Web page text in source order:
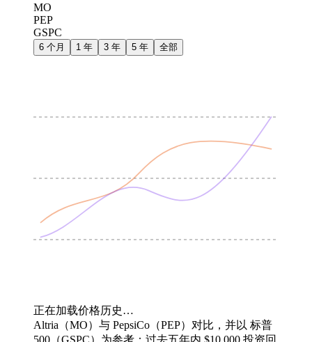
MO
PEP
GSPC
6 个月 1 年 3 年 5 年 全部
正在加载价格历史…
Altria（MO）与 PepsiCo（PEP）对比，并以 标普
500（GSPC）为参考：过去五年内 $10,000 投资回